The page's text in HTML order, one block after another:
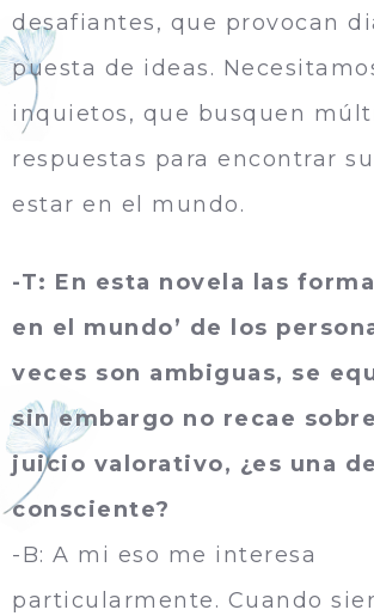
desafiantes, que provocan
puesta de ideas.
inquietos, que busquen
respuestas para encontrar
estar en el mundo.
-T: En esta novela las
en el mundo’ de los
veces son ambiguas, se
sin embargo no recae
juicio valorativo, ¿es una
consciente?
-B: A mi eso me interesa
particularmente. Cuando